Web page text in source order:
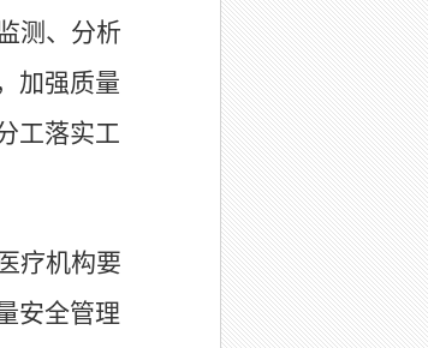
测、分析
加强质量
工落实工
疗机构要
安全管理